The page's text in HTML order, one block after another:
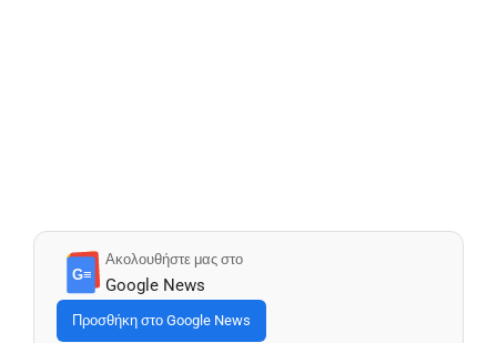
G≡
Ακολουθήστε μας στο
Google News
Προσθήκη στο Google News